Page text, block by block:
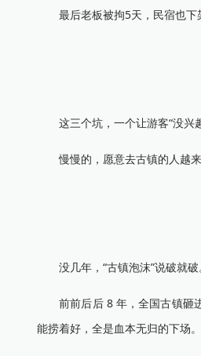
最后老板被拘5天，民宿也下
这三个坑，一个让游客“没兴趣
慢慢的，愿意去古镇的人越来
没几年，“古镇泡沫”说破就破
前前后后 8 年，全国古镇砸进
能捞着好，全是血本无归的下场。